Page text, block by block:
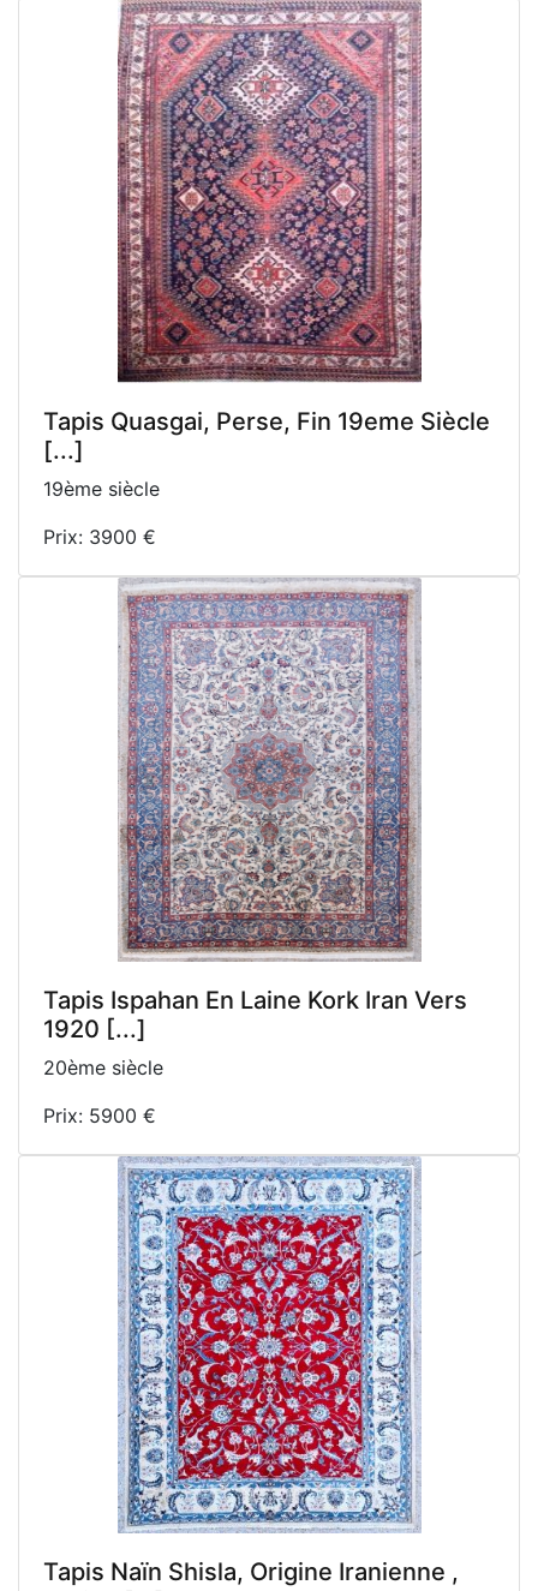
Tapis Quasgai, Perse, Fin 19eme Siècle
[...]
19ème siècle
Prix: 3900 €
Tapis Ispahan En Laine Kork Iran Vers
1920 [...]
20ème siècle
Prix: 5900 €
Tapis Naïn Shisla, Origine Iranienne ,